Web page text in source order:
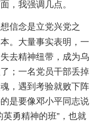
，我强调几点。
信念是立党兴党之
。大量事实表明，一
去精神纽带，成为乌
；一名党员干部丢掉
，遇到考验就败下阵
是要像邓小平同志说
勇精神的班”，也就